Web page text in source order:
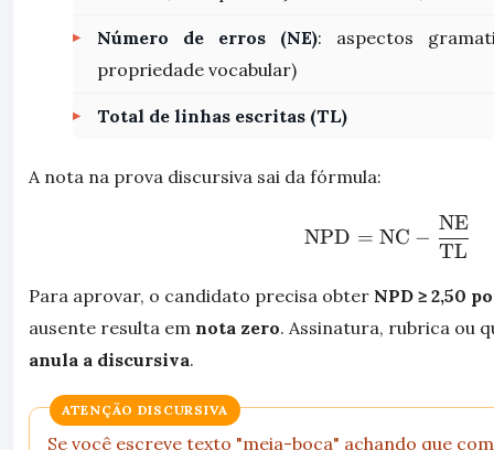
Número de erros (NE): aspectos
propriedade vocabular)
Total de linhas escritas (TL)
A nota na prova discursiva sai da fórmula:
NPD = NC −
TL
NE
Para aprovar, o candidato precisa obter NPD ≥ 2,50
ausente resulta em nota zero. Assinatura, rubrica ou
anula a discursiva.
ATENÇÃO DISCURSIVA
Se você escreve texto "meia-boca" achando que